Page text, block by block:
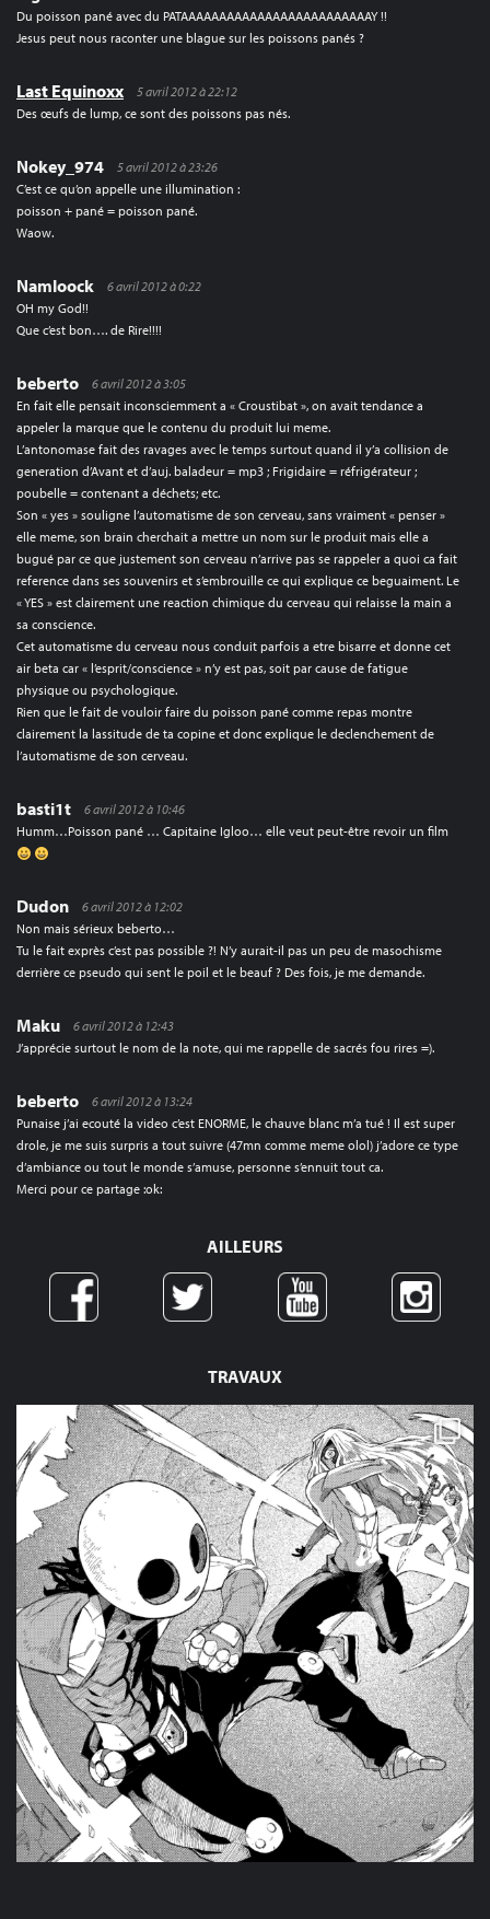
TRAVAUX
Du poisson pané avec du PATAAAAAAAAAAAAAAAAAAAAAAAAAY !!
Jesus peut nous raconter une blague sur les poissons panés ?
Last Equinoxx
5 avril 2012 à 22:12
Des œufs de lump, ce sont des poissons pas nés.
Nokey_974
5 avril 2012 à 23:26
C’est ce qu’on appelle une illumination :
poisson + pané = poisson pané.
Waow.
Namloock
6 avril 2012 à 0:22
OH my God!!
Que c’est bon…. de Rire!!!!
beberto
6 avril 2012 à 3:05
En fait elle pensait inconsciemment a « Croustibat », on avait tendance a
appeler la marque que le contenu du produit lui meme.
L’antonomase fait des ravages avec le temps surtout quand il y’a collision de
generation d’Avant et d’auj. baladeur = mp3 ; Frigidaire = réfrigérateur ;
poubelle = contenant a déchets; etc.
Son « yes » souligne l’automatisme de son cerveau, sans vraiment « penser »
elle meme, son brain cherchait a mettre un nom sur le produit mais elle a
bugué par ce que justement son cerveau n’arrive pas se rappeler a quoi ca fait
reference dans ses souvenirs et s’embrouille ce qui explique ce beguaiment. Le
« YES » est clairement une reaction chimique du cerveau qui relaisse la main a
sa conscience.
Cet automatisme du cerveau nous conduit parfois a etre bisarre et donne cet
air beta car « l’esprit/conscience » n’y est pas, soit par cause de fatigue
physique ou psychologique.
Rien que le fait de vouloir faire du poisson pané comme repas montre
clairement la lassitude de ta copine et donc explique le declenchement de
l’automatisme de son cerveau.
basti1t
6 avril 2012 à 10:46
Humm…Poisson pané … Capitaine Igloo… elle veut peut-être revoir un film
Dudon
6 avril 2012 à 12:02
Non mais sérieux beberto…
Tu le fait exprès c’est pas possible ?! N’y aurait-il pas un peu de masochisme
derrière ce pseudo qui sent le poil et le beauf ? Des fois, je me demande.
Maku
6 avril 2012 à 12:43
J’apprécie surtout le nom de la note, qui me rappelle de sacrés fou rires =).
beberto
6 avril 2012 à 13:24
Punaise j’ai ecouté la video c’est ENORME, le chauve blanc m’a tué ! Il est super
drole, je me suis surpris a tout suivre (47mn comme meme olol) j’adore ce type
d’ambiance ou tout le monde s’amuse, personne s’ennuit tout ca.
Merci pour ce partage :ok:
AILLEURS